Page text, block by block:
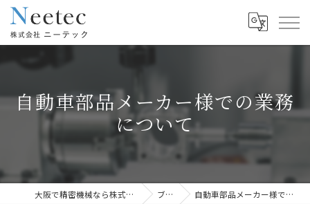
自動車部品メーカー様での業務
について
大阪で精密機械なら株式会社ニーテック ブログ 自動車部品メーカー様での業務について